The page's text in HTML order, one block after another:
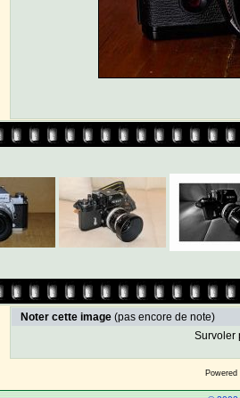
Noter cette image (pas encore de note)
Survoler